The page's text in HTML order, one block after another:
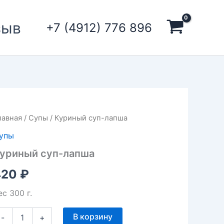
+7 (4912) 776 896
/ Супы / Куриный суп-лапша
суп-лапша
₽
300 г.
- + В корзину